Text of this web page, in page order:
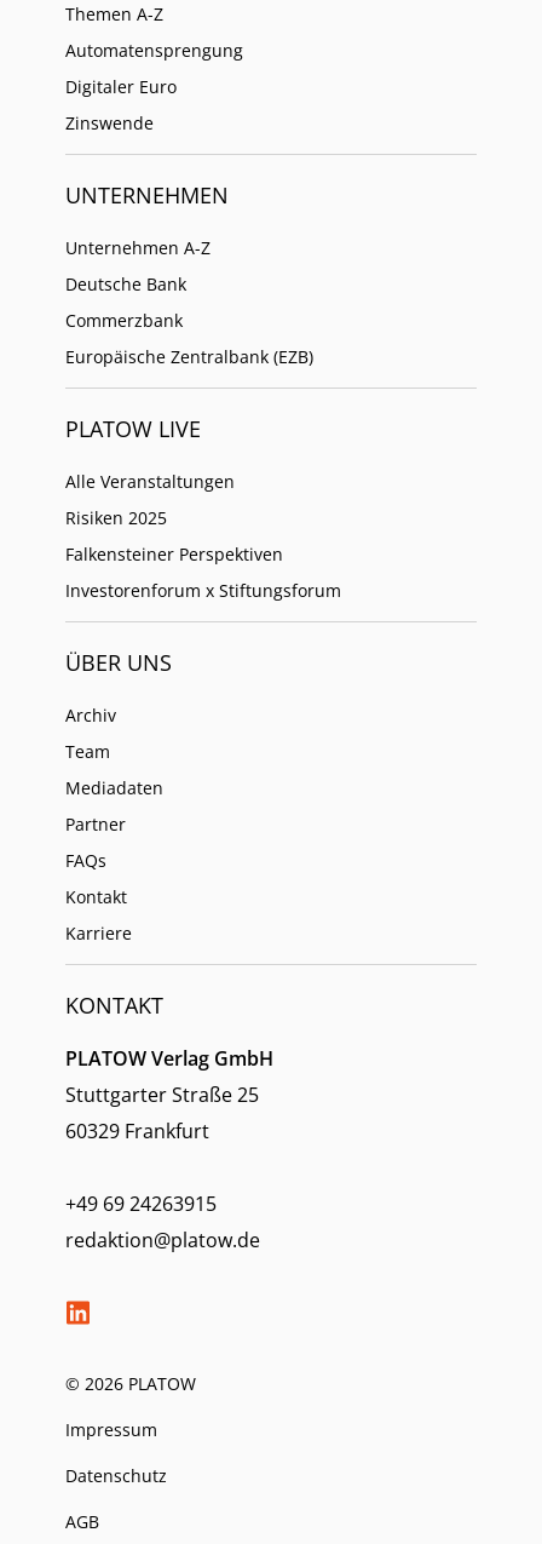
Themen A-Z
Automatensprengung
Digitaler Euro
Zinswende
UNTERNEHMEN
Unternehmen A-Z
Deutsche Bank
Commerzbank
Europäische Zentralbank (EZB)
PLATOW LIVE
Alle Veranstaltungen
Risiken 2025
Falkensteiner Perspektiven
Investorenforum x Stiftungsforum
ÜBER UNS
Archiv
Team
Mediadaten
Partner
FAQs
Kontakt
Karriere
KONTAKT
PLATOW Verlag GmbH
Stuttgarter Straße 25
60329 Frankfurt
+49 69 24263915
redaktion@platow.de
© 2026 PLATOW
Impressum
Datenschutz
AGB